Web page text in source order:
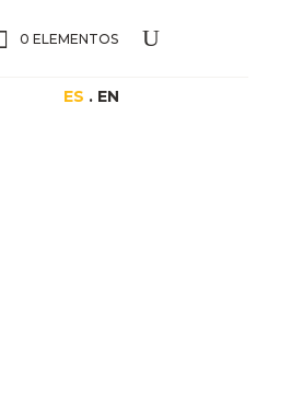
0 ELEMENTOS
ES . EN